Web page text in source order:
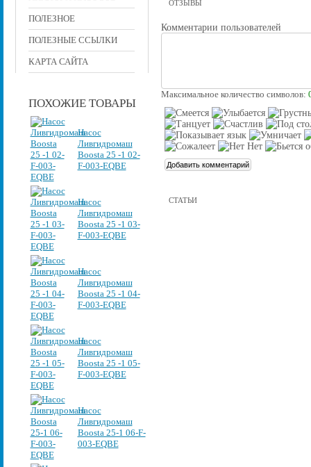
ПОЛЕЗНОЕ
ПОЛЕЗНЫЕ ССЫЛКИ
КАРТА САЙТА
ПОХОЖИЕ ТОВАРЫ
Насос
Ливгидромаш
Boosta 25 -1 02-
F-003-EQBE
Насос
Ливгидромаш
Boosta 25 -1 03-
F-003-EQBE
Насос
Ливгидромаш
Boosta 25 -1 04-
F-003-EQBE
Насос
Ливгидромаш
Boosta 25 -1 05-
F-003-EQBE
Насос
Ливгидромаш
Boosta 25-1 06-F-
003-EQBE
ОТЗЫВЫ
Комментарии пользователей
Максимальное количество символов:
СТАТЬИ